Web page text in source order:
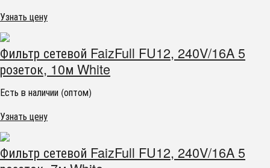
Узнать цену
Фильтр сетевой FaizFull FU12, 240V/16A 5
розеток, 10м White
Есть в наличии (оптом)
Узнать цену
Фильтр сетевой FaizFull FU12, 240V/16A 5